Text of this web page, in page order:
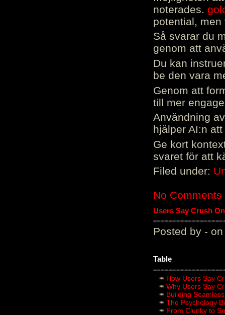
noterades.
potential, men
Så svarar du
genom att
Du kan
be den vara
Genom att
till mer
Användning
hjälper AI:n
Ge kort
svaret för att
Filed under:
No Comments
Users Say Crush
Posted by - on
Table
How Users Say
Why Users Say
Building
The Psychology
From Clunky to